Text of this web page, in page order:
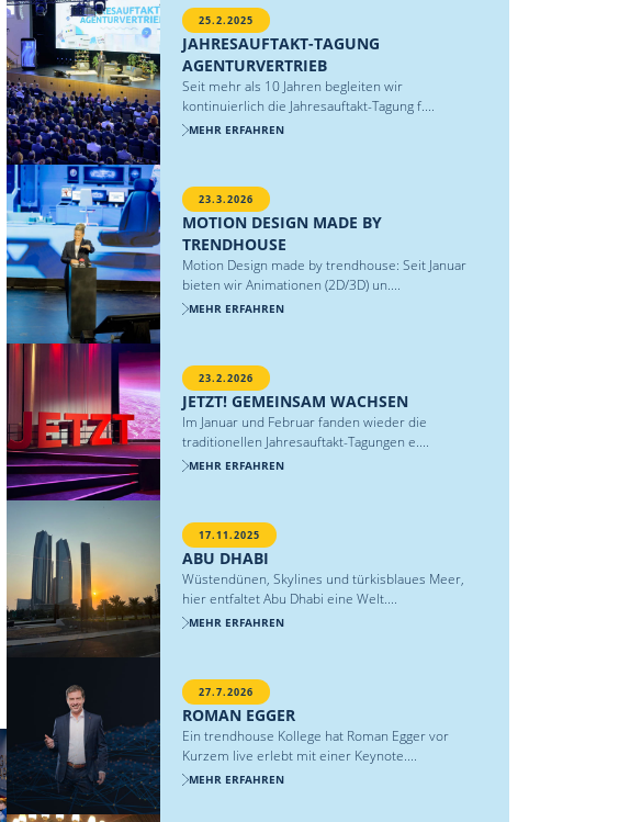
25.2.2025
JAHRESAUFTAKT-TAGUNG
AGENTURVERTRIEB
Seit mehr als 10 Jahren begleiten wir
kontinuierlich die Jahresauftakt-Tagung f....
MEHR ERFAHREN
23.3.2026
MOTION DESIGN MADE BY
TRENDHOUSE
Motion Design made by trendhouse: Seit Januar
bieten wir Animationen (2D/3D) un....
MEHR ERFAHREN
23.2.2026
JETZT! GEMEINSAM WACHSEN
Im Januar und Februar fanden wieder die
traditionellen Jahresauftakt-Tagungen e....
MEHR ERFAHREN
17.11.2025
ABU DHABI
Wüstendünen, Skylines und türkisblaues Meer,
hier entfaltet Abu Dhabi eine Welt....
MEHR ERFAHREN
27.7.2026
ROMAN EGGER
Ein trendhouse Kollege hat Roman Egger vor
Kurzem live erlebt mit einer Keynote....
MEHR ERFAHREN